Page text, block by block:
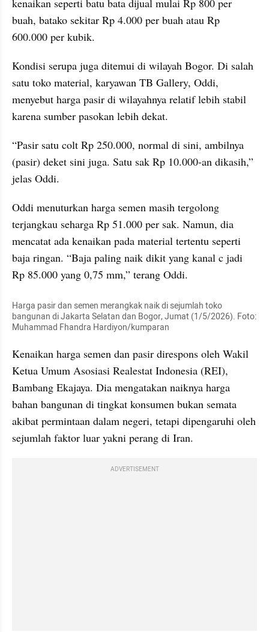
kenaikan seperti batu bata dijual mulai Rp 800 per
buah, batako sekitar Rp 4.000 per buah atau Rp
600.000 per kubik.
Kondisi serupa juga ditemui di wilayah Bogor. Di salah
satu toko material, karyawan TB Gallery, Oddi,
menyebut harga pasir di wilayahnya relatif lebih stabil
karena sumber pasokan lebih dekat.
“Pasir satu colt Rp 250.000, normal di sini, ambilnya
(pasir) deket sini juga. Satu sak Rp 10.000-an dikasih,”
jelas Oddi.
Oddi menuturkan harga semen masih tergolong
terjangkau seharga Rp 51.000 per sak. Namun, dia
mencatat ada kenaikan pada material tertentu seperti
baja ringan. “Baja paling naik dikit yang kanal c jadi
Rp 85.000 yang 0,75 mm,” terang Oddi.
Harga pasir dan semen merangkak naik di sejumlah toko
bangunan di Jakarta Selatan dan Bogor, Jumat (1/5/2026). Foto:
Muhammad Fhandra Hardiyon/kumparan
Kenaikan harga semen dan pasir direspons oleh Wakil
Ketua Umum Asosiasi Realestat Indonesia (REI),
Bambang Ekajaya. Dia mengatakan naiknya harga
bahan bangunan di tingkat konsumen bukan semata
akibat permintaan dalam negeri, tetapi dipengaruhi oleh
sejumlah faktor luar yakni perang di Iran.
ADVERTISEMENT